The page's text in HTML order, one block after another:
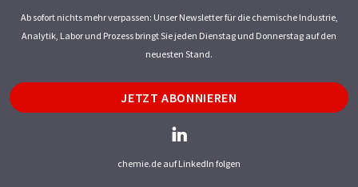
Ab sofort nichts mehr verpassen: Unser Newsletter für die chemische Industrie,
Analytik, Labor und Prozess bringt Sie jeden Dienstag und Donnerstag auf den
neuesten Stand.
JETZT ABONNIEREN
chemie.de auf LinkedIn folgen